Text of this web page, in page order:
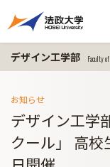
デザイン工学部 Faculty
お知らせ
デザイン工学
クール」 高